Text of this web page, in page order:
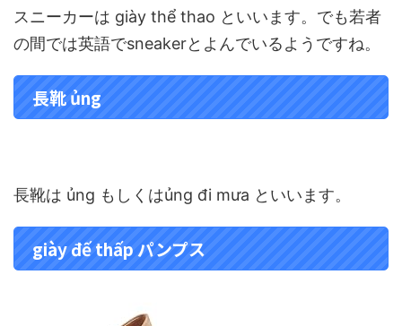
スニーカーは giày thể thao といいます。でも若者
の間では英語でsneakerとよんでいるようですね。
長靴 ủng
長靴は ủng もしくはủng đi mưa といいます。
giày đế thấp パンプス